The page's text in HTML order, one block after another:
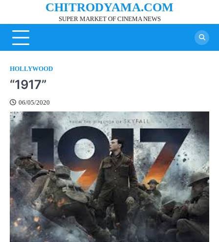
content
CHITRODYAMA.COM
SUPER MARKET OF CINEMA NEWS
HOLLYWOOD
“1917”
06/05/2020